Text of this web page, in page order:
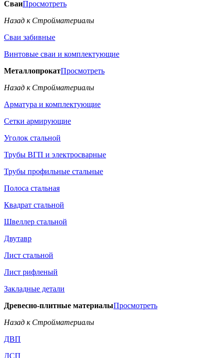
СваиПросмотреть
Назад к Стройматериалы
Сваи забивные
Винтовые сваи и комплектующие
МеталлопрокатПросмотреть
Назад к Стройматериалы
Арматура и комплектующие
Сетки армирующие
Уголок стальной
Трубы ВГП и электросварные
Трубы профильные стальные
Полоса стальная
Квадрат стальной
Швеллер стальной
Двутавр
Лист стальной
Лист рифленый
Закладные детали
Древесно-плитные материалыПросмотреть
Назад к Стройматериалы
ДВП
ДСП